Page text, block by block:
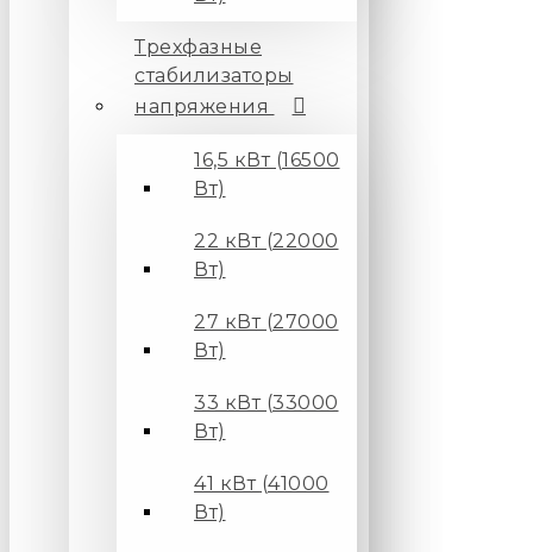
Трехфазные
стабилизаторы
напряжения
16,5 кВт (16500
Вт)
22 кВт (22000
Вт)
27 кВт (27000
Вт)
33 кВт (33000
Вт)
41 кВт (41000
Вт)